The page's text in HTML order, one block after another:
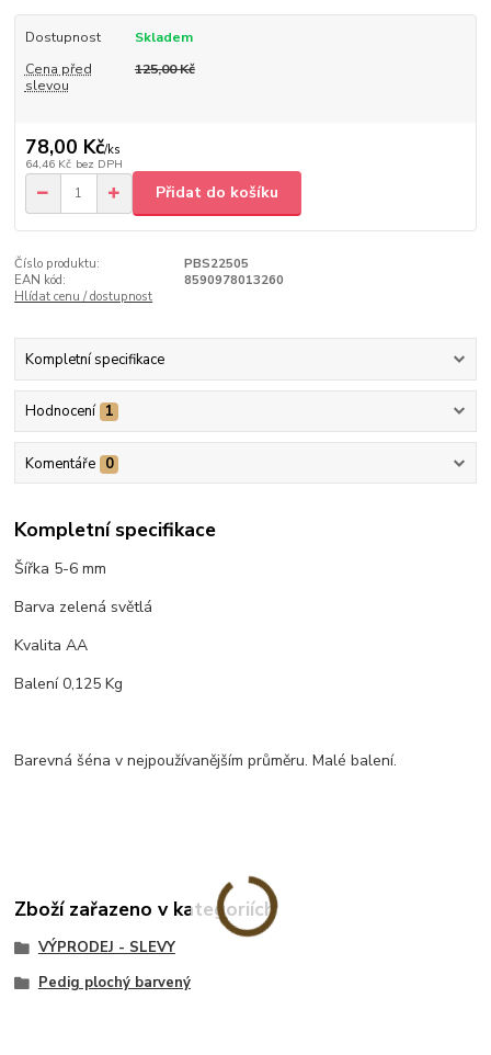
Dostupnost
Skladem
Cena před
slevou
125,00 Kč
78,00 Kč/ks
64,46 Kč bez DPH
Přidat do košíku
Číslo produktu:
PBS22505
EAN kód:
8590978013260
Hlídat cenu / dostupnost
Kompletní specifikace
Hodnocení 1
Komentáře 0
Kompletní specifikace
Šířka 5-6 mm
Barva zelená světlá
Kvalita AA
Balení 0,125 Kg
Barevná šéna v nejpoužívanějším průměru. Malé balení.
Zboží zařazeno v kategoriích
VÝPRODEJ - SLEVY
Pedig plochý barvený